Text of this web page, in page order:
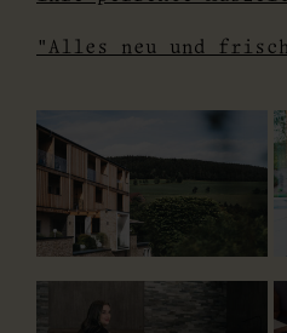
"Alles neu und